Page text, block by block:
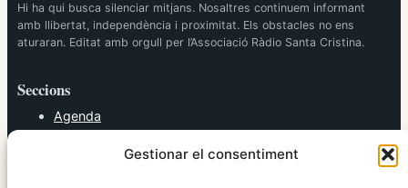
Gestionar el consentiment
Hi ha qui busca silenciar mitjans. Nosaltres continuem informant
amb llibertat, independència i proximitat. Els obstacles no ens
aturaran. Editat amb orgull per l’Associació Ràdio Santa Cristina.
Seccions
Agenda